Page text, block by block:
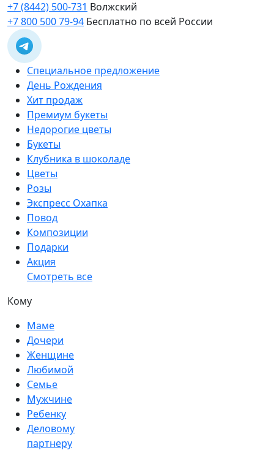
+7 (8442) 500-731 Волжский
+7 800 500 79-94 Бесплатно по всей России
Специальное предложение
День Рождения
Хит продаж
Премиум букеты
Недорогие цветы
Букеты
Клубника в шоколаде
Цветы
Розы
Экспресс Охапка
Повод
Композиции
Подарки
Акция
Смотреть все
Кому
Маме
Дочери
Женщине
Любимой
Семье
Мужчине
Ребенку
Деловому
партнеру